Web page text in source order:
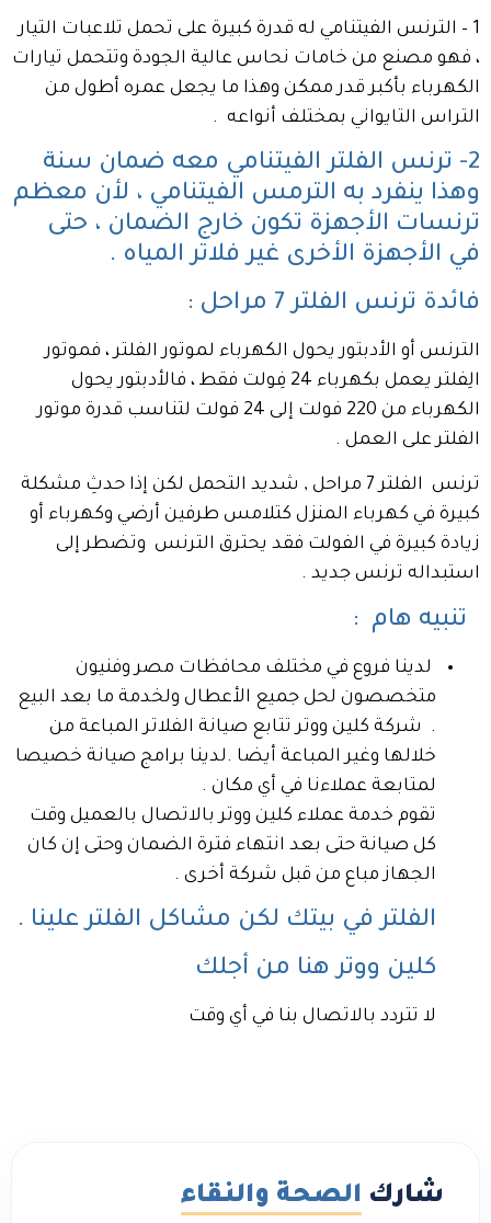
1 – الترنس الفيتنامي له قدرة كبيرة على تحمل تلاعبات التيار
، فهو مصنع من خامات نحاس عالية الجودة وتتحمل تيارات
الكهرباء بأكبر قدر ممكن وهذا ما يجعل عمره أطول من
التراس التايواني بمختلف أنواعه .
2- ترنس الفلتر الفيتنامي معه ضمان سنة
وهذا ينفرد به الترمس الفيتنامي ، لأن معظم
ترنسات الأجهزة تكون خارج الضمان ، حتى
في الأجهزة الأخرى غير فلاتر المياه .
فائدة ترنس الفلتر 7 مراحل :
الترنس أو الأدبتور يحول الكهرباء لموتور الفلتر ، فموتور
الِفلتر يعمل بكهرباء 24 فِولت فقط ، فالأدبتور يحول
الكهرباء من 220 فولت إلى 24 فولت لتناسب قدرة موتور
الفلتر على العمل .
ترنس الفلتر 7 مراحل , شديد التحمل لكن إذا حدثِ مشكلة
كبيرة في كهرباء المنزل كتلامس طرفين أرضي وكهرباء أو
زيادة كبيرة في الفولت فقد يحترق الترنس وتضطر إلى
استبداله ترنس جديد .
تنبيه هام :
لدينا فروع في مختلف محافظات مصر وفنيون
متخصصون لحل جميع الأعطال ولخدمة ما بعد البيع
. شركة كلين ووتر تتابع صيانة الفلاتر المباعة من
خلالها وغير المباعة أيضا .لدينا برامج صيانة خصيصا
لمتابعة عملاءنا في أي مكان .
تقوم خدمة عملاء كلين ووتر بالاتصال بالعميل وقت
كل صيانة حتى بعد انتهاء فترة الضمان وحتى إن كان
الجهاز مباع من قبل شركة أخرى .
الفلتر في بيتك لكن مشاكل الفلتر علينا .
كلين ووتر هنا من أجلك
لا تتردد بالاتصال بنا في أي وقت
شارك الصحة والنقاء